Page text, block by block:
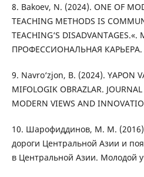
8. Bakoev, N. (2024). ONE OF
TEACHING METHODS IS
TEACHING‘S
ПРОФЕССИОНАЛЬНАЯ КАРЬЕРА.
9. Navro‘zjon, B. (2024). YAPON
MIFOLOGIK OBRAZLAR.
MODERN VIEWS AND
10. Шарофиддинов, М. М.
дороги Центральной Азии и
в Центральной Азии. Молодой